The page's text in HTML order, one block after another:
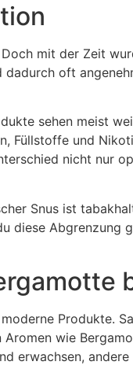
mit der Zeit
oft
sehen meist
Füllstoffe und
nicht nur
Snus ist
diese
Produkte.
wie
erwachsen, andere